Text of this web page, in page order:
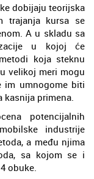
dobijaju teorijska
trajanja kursa se
A u skladu sa
u kojoj će
koja steknu
velikoj meri mogu
im umnogome biti
kasnija primena.
potencijalnih
industrije
a među njima
sa kojom se i
obuke.